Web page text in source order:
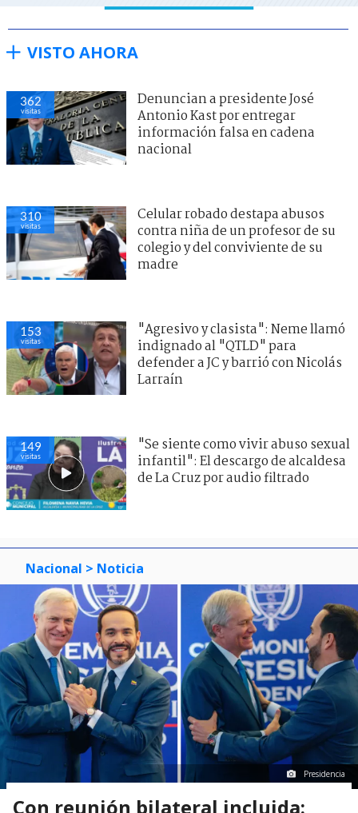
VISTO AHORA
362
visitas
Denuncian a presidente José
Antonio Kast por entregar
información falsa en cadena
nacional
310
visitas
Celular robado destapa abusos
contra niña de un profesor de su
colegio y del conviviente de su
madre
153
visitas
"Agresivo y clasista": Neme llamó
indignado al "QTLD" para
defender a JC y barrió con Nicolás
Larraín
149
visitas
"Se siente como vivir abuso sexual
infantil": El descargo de alcaldesa
de La Cruz por audio filtrado
Nacional > Noticia
Presidencia
Con reunión bilateral incluida: